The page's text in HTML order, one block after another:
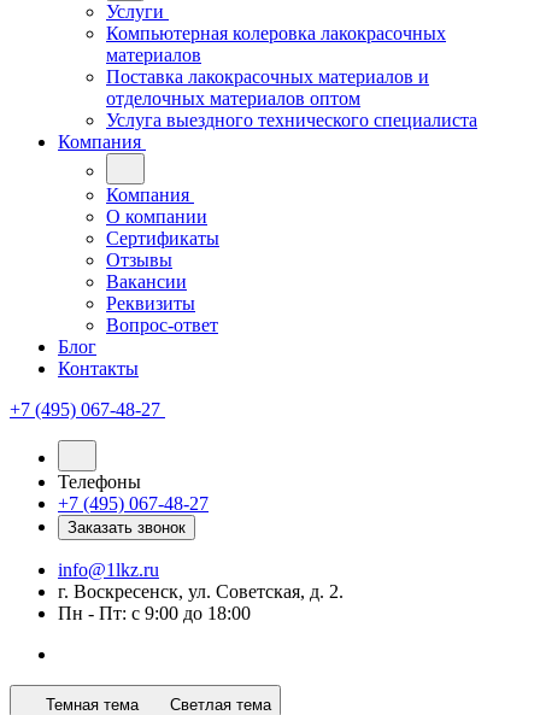
Услуги
Компьютерная колеровка лакокрасочных
материалов
Поставка лакокрасочных материалов и
отделочных материалов оптом
Услуга выездного технического специалиста
Компания
Компания
О компании
Сертификаты
Отзывы
Вакансии
Реквизиты
Вопрос-ответ
Блог
Контакты
+7 (495) 067-48-27
Телефоны
+7 (495) 067-48-27
Заказать звонок
info@1lkz.ru
г. Воскресенск, ул. Советская, д. 2.
Пн - Пт: с 9:00 до 18:00
Темная тема Светлая тема